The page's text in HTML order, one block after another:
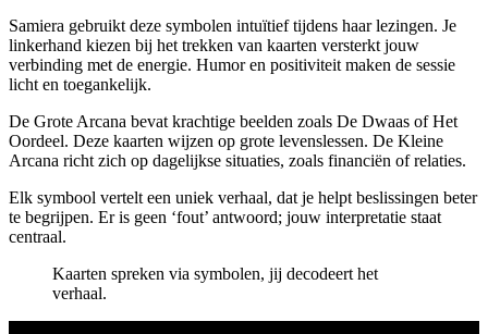
Samiera gebruikt deze symbolen intuïtief tijdens haar lezingen. Je
linkerhand kiezen bij het trekken van kaarten versterkt jouw
verbinding met de energie. Humor en positiviteit maken de sessie
licht en toegankelijk.
De Grote Arcana bevat krachtige beelden zoals De Dwaas of Het
Oordeel. Deze kaarten wijzen op grote levenslessen. De Kleine
Arcana richt zich op dagelijkse situaties, zoals financiën of relaties.
Elk symbool vertelt een uniek verhaal, dat je helpt beslissingen beter
te begrijpen. Er is geen ‘fout’ antwoord; jouw interpretatie staat
centraal.
Kaarten spreken via symbolen, jij decodeert het
verhaal.